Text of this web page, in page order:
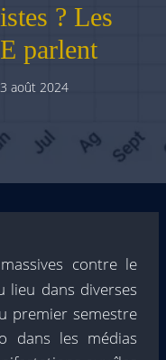
? Les
parlent
3 août 2024
contre le
lieu dans diverses
premier semestre
dans les médias